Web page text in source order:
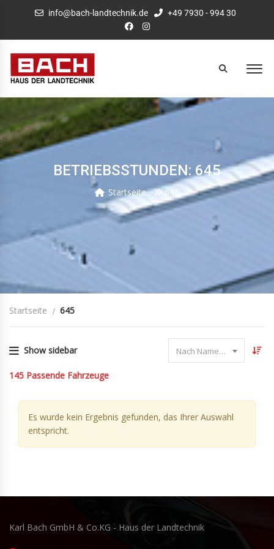
info@bach-landtechnik.de +49 7930 - 994 30
BETRIEBSSTUNDEN: 645
Startseite 645
Startseite 645
Show sidebar Nach Name sortieren
145 Passende Fahrzeuge
Es wurde kein Ergebnis gefunden, das Ihrer Auswahl
entspricht.
Karl Bach GmbH & Co.KG - Haus der Landtechnik